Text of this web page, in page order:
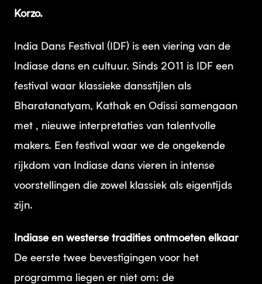
Korzo.
India Dans Festival (IDF) is een viering van de
Indiase dans en cultuur. Sinds 2011 is IDF een
festival waar klassieke dansstijlen als
Bharatanatyam, Kathak en Odissi samengaan
met , nieuwe interpretaties van talentvolle
makers. Een festival waar we de ongekende
rijkdom van Indiase dans vieren in intense
voorstellingen die zowel klassiek als eigentijds
zijn.
Indiase en westerse tradities ontmoeten elkaar
De eerste twee bevestigingen voor het
programma liegen er niet om: de